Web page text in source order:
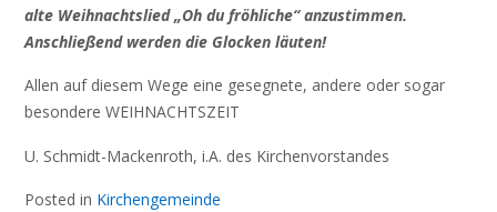
alte Weihnachtslied „Oh du fröhliche“ anzustimmen.
Anschließend werden die Glocken läuten!
Allen auf diesem Wege eine gesegnete, andere oder sogar
besondere WEIHNACHTSZEIT
U. Schmidt-Mackenroth, i.A. des Kirchenvorstandes
Posted in Kirchengemeinde